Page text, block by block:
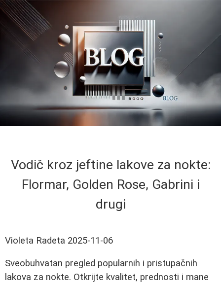
Vodič kroz jeftine lakove za nokte:
Flormar, Golden Rose, Gabrini i
drugi
Violeta Radeta 2025-11-06
Sveobuhvatan pregled popularnih i pristupačnih
lakova za nokte. Otkrijte kvalitet, prednosti i mane